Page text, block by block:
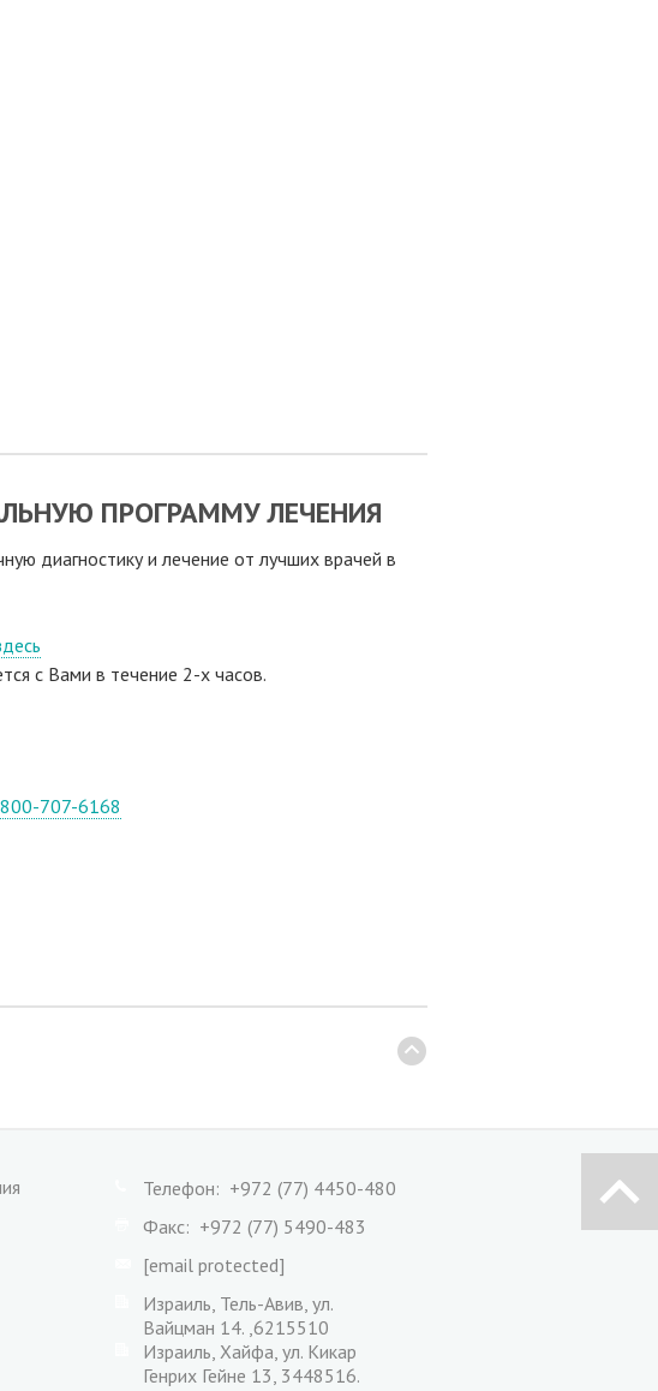
ПРОГРАММУ ЛЕЧЕНИЯ
диагностику и лечение от лучших врачей в
с Вами в течение 2-х часов.
707-6168
Телефон: +972 (77) 4450-480
Факс: +972 (77) 5490-483
[email protected]
Израиль, Тель-Авив, ул.
Вайцман 14. ,6215510
Израиль, Хайфа, ул. Кикар
Генрих Гейне 13, 3448516.